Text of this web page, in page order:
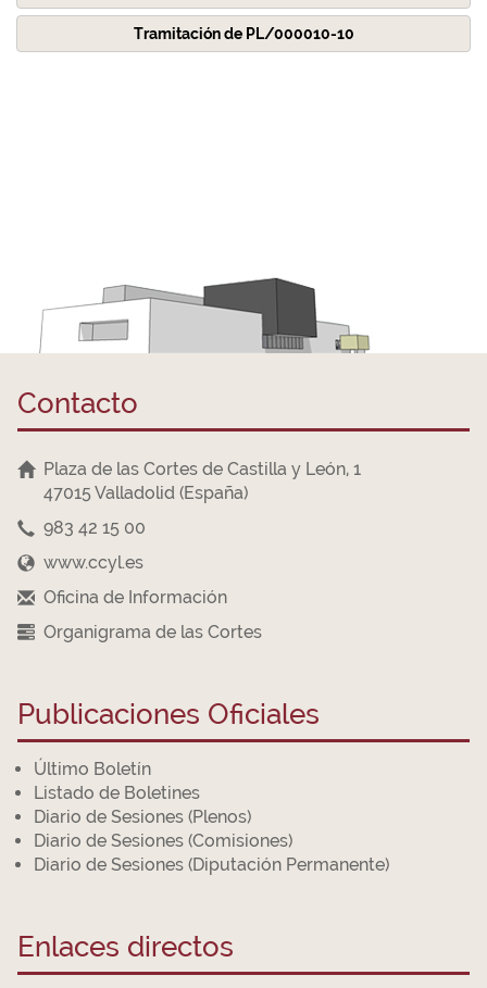
Tramitación de PL/000010-10
Contacto
Plaza de las Cortes de Castilla y León, 1
47015 Valladolid (España)
983 42 15 00
www.ccyl.es
Oficina de Información
Organigrama de las Cortes
Publicaciones Oficiales
Último Boletín
Listado de Boletines
Diario de Sesiones (Plenos)
Diario de Sesiones (Comisiones)
Diario de Sesiones (Diputación Permanente)
Enlaces directos